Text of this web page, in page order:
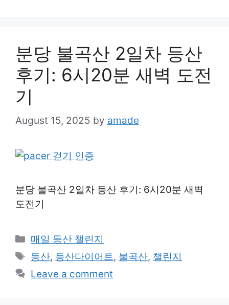
분당 불곡산 2일차 등산
후기: 6시20분 새벽 도전
기
August 15, 2025 by amade
분당 불곡산 2일차 등산 후기: 6시20분 새벽
도전기
Categories
매일 등산 챌린지
Tags
등산, 등산다이어트 , 불곡산, 챌린지
Leave a comment